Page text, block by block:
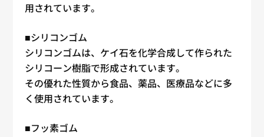
用されています。
■シリコンゴム
シリコンゴムは、ケイ石を化学合成して作られた
シリコーン樹脂で形成されています。
その優れた性質から食品、薬品、医療品などに多
く使用されています。
■フッ素ゴム